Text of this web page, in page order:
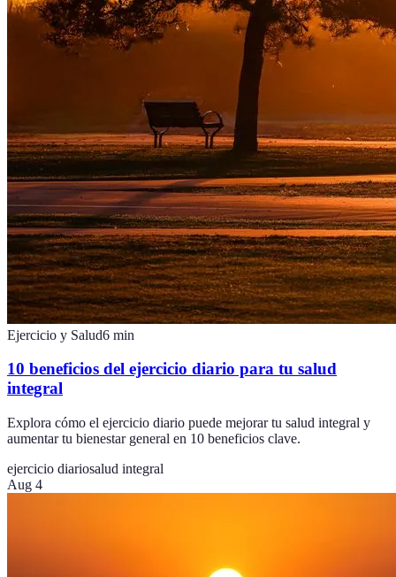
Ejercicio y Salud6 min
10 beneficios del ejercicio diario para tu salud
integral
Explora cómo el ejercicio diario puede mejorar tu salud integral y
aumentar tu bienestar general en 10 beneficios clave.
ejercicio diariosalud integral
Aug 4